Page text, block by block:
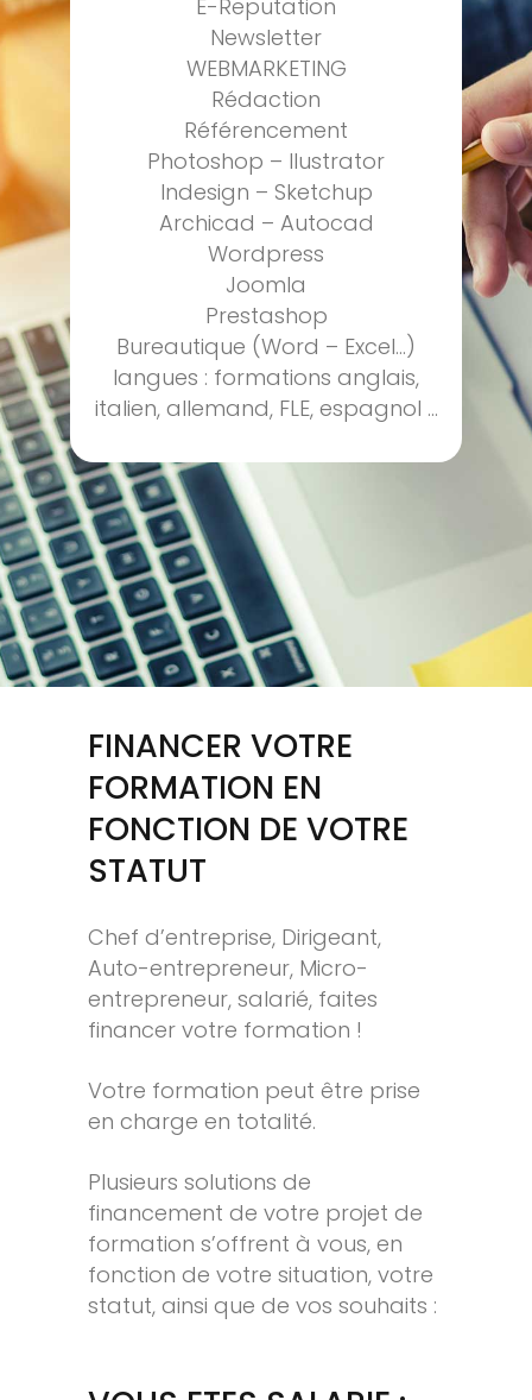
E-Reputation
Newsletter
WEBMARKETING
Rédaction
Référencement
Photoshop – Ilustrator
Indesign – Sketchup
Archicad – Autocad
Wordpress
Joomla
Prestashop
Bureautique (Word – Excel…)
langues : formations anglais,
italien, allemand, FLE, espagnol …
FINANCER VOTRE
FORMATION EN
FONCTION DE VOTRE
STATUT
Chef d’entreprise, Dirigeant,
Auto-entrepreneur, Micro-
entrepreneur, salarié, faites
financer votre formation !
Votre formation peut être prise
en charge en totalité.
Plusieurs solutions de
financement de votre projet de
formation s’offrent à vous, en
fonction de votre situation, votre
statut, ainsi que de vos souhaits :